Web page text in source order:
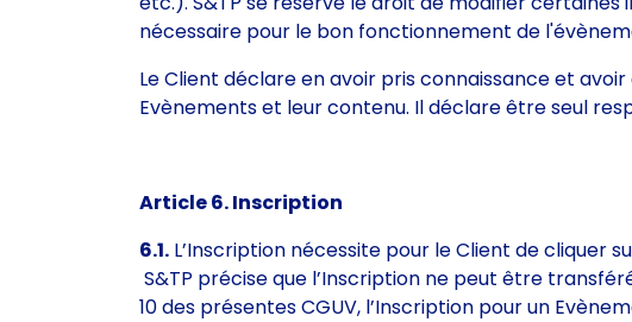
nécessaire pour le bon fonctionnement de
Le Client déclare en avoir pris connaissance et
Evènements et leur contenu. Il déclare être seul
Article 6. Inscription
6.1. L’Inscription nécessite pour le Client de cliquer
S&TP précise que l’Inscription ne peut être
10 des présentes CGUV, l’Inscription pour un